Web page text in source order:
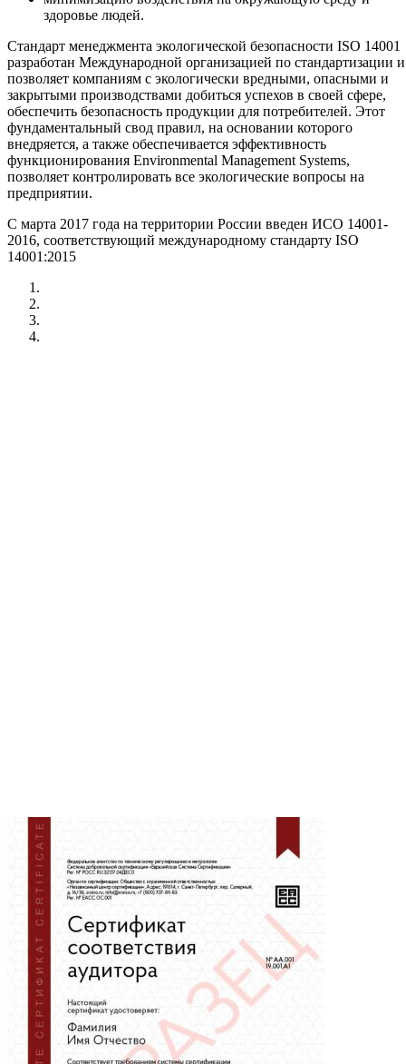
здоровье людей.
Стандарт менеджмента экологической безопасности ISO 14001
разработан Международной организацией по стандартизации и
позволяет компаниям с экологически вредными, опасными и
закрытыми производствами добиться успехов в своей сфере,
обеспечить безопасность продукции для потребителей. Этот
фундаментальный свод правил, на основании которого
внедряется, а также обеспечивается эффективность
функционирования Environmental Management Systems,
позволяет контролировать все экологические вопросы на
предприятии.
С марта 2017 года на территории России введен ИСО 14001-
2016, соответствующий международному стандарту ISO
14001:2015